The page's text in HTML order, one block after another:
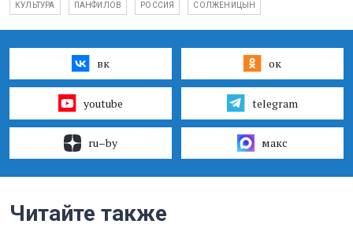
КУЛЬТУРА ПАНФИЛОВ РОССИЯ СОЛЖЕНИЦЫН
вк ок
youtube telegram
ru–by макс
Читайте также